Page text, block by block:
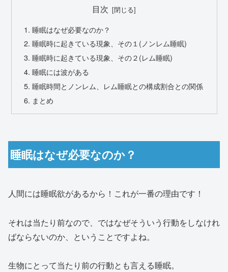
目次
睡眠はなぜ必要なのか？
睡眠時に起きている現象、その１(ノンレム睡眠)
睡眠時に起きている現象、その２(レム睡眠)
睡眠には波がある
睡眠時間とノンレム、レム睡眠との構成割合との関係
まとめ
睡眠はなぜ必要なのか？
人間には睡眠欲があるから！これが一番の理由です！
それは当たり前なので、ではなぜそういう行動をしなけれ
ばならないのか、ということですよね。
生物にとって当たり前の行動とも言える睡眠。